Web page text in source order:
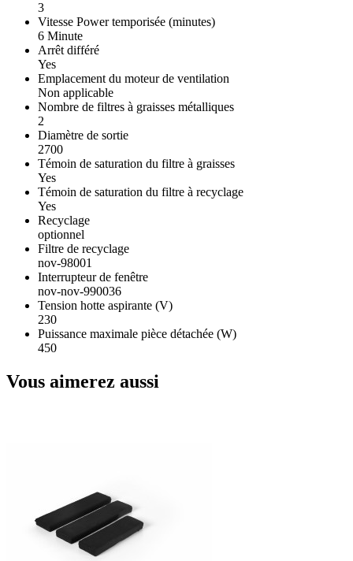
3
Vitesse Power temporisée (minutes)
6 Minute
Arrêt différé
Yes
Emplacement du moteur de ventilation
Non applicable
Nombre de filtres à graisses métalliques
2
Diamètre de sortie
2700
Témoin de saturation du filtre à graisses
Yes
Témoin de saturation du filtre à recyclage
Yes
Recyclage
optionnel
Filtre de recyclage
nov-98001
Interrupteur de fenêtre
nov-nov-990036
Tension hotte aspirante (V)
230
Puissance maximale pièce détachée (W)
450
Vous aimerez aussi